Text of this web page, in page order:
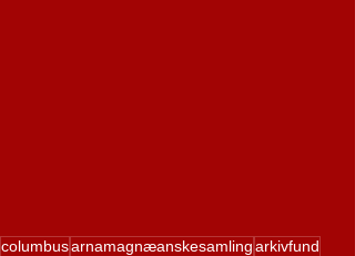
columbusarnamagnæanskesamlingarkivfund